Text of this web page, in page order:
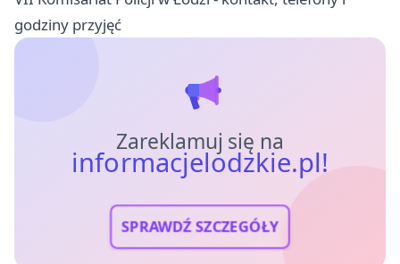
godziny przyjęć
Zareklamuj się na
informacjelodzkie.pl!
SPRAWDŹ SZCZEGÓŁY